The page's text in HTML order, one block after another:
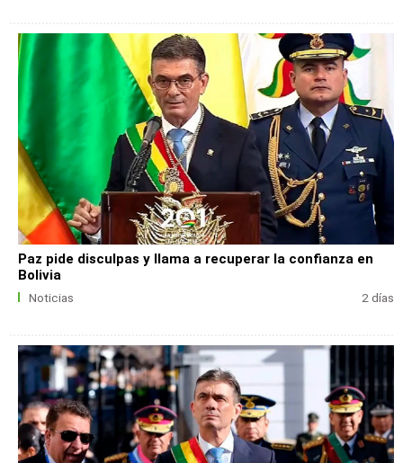
Paz pide disculpas y llama a recuperar la confianza en
Bolivia
Noticias 2 días